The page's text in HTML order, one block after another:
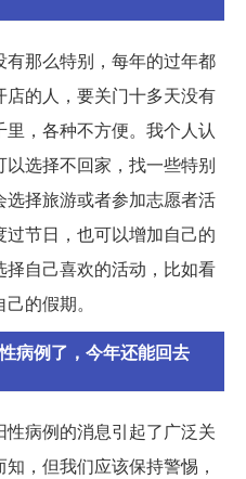
那么特别，每年的过年都
的人，要关门十多天没有
，各种不方便。我个人认
选择不回家，找一些特别
择旅游或者参加志愿者活
节日，也可以增加自己的
自己喜欢的活动，比如看
的假期。
病例了，今年还能回去
病例的消息引起了广泛关
，但我们应该保持警惕，